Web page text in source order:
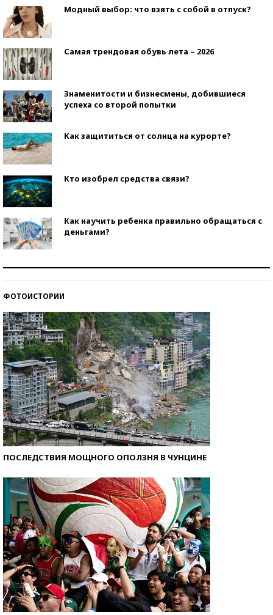
Модный выбор: что взять с собой в отпуск?
Самая трендовая обувь лета – 2026
Знаменитости и бизнесмены, добившиеся
успеха со второй попытки
Как защититься от солнца на курорте?
Кто изобрел средства связи?
Как научить ребенка правильно обращаться с
деньгами?
ФОТОИСТОРИИ
ПОСЛЕДСТВИЯ МОЩНОГО ОПОЛЗНЯ В ЧУНЦИНЕ